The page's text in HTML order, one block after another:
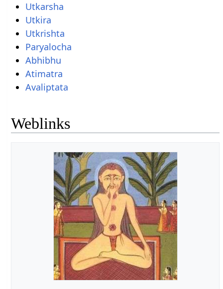
Utkarsha
Utkira
Utkrishta
Paryalocha
Abhibhu
Atimatra
Avaliptata
Weblinks